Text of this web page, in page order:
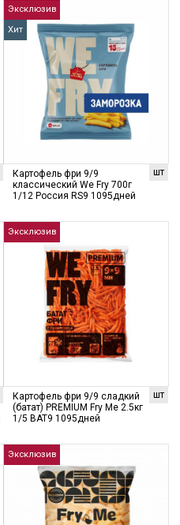
Эксклюзив
Хит
шт
Картофель фри 9/9
классический We Fry 700г
1/12 Россия RS9 1095дней
Эксклюзив
шт
Картофель фри 9/9 сладкий
(батат) PREMIUM Fry Me 2.5кг
1/5 BAT9 1095дней
Эксклюзив